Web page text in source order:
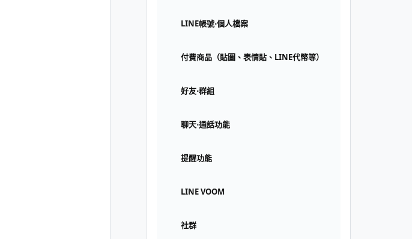
LINE帳號⋅個人檔案
付費商品（貼圖、表情貼、LINE代幣等）
好友⋅群組
聊天⋅通話功能
提醒功能
LINE VOOM
社群